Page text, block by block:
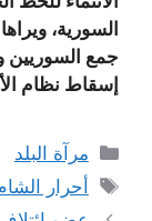
السورية،
جمع السوريين
إسقاط نظام
التصنيفات
مرآة البلد
الوسوم
أحرار